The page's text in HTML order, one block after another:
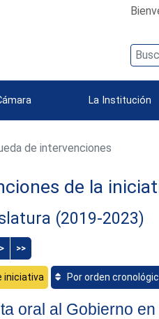
La Institución
de intervenciones
de la
(2019-2023)
> >>
iniciativa Por orden
oral al Gobierno